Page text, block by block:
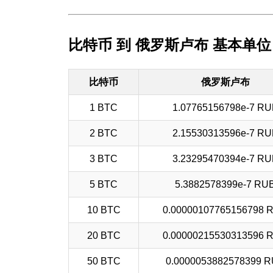
比特币 到 俄罗斯卢布 基本单位
比特币 俄罗斯卢布
1 BTC 1.07765156798e-7
2 BTC 2.15530313596e-7
3 BTC 3.23295470394e-7
5 BTC 5.3882578399e-7
10 BTC 0.00000107765156798
20 BTC 0.00000215530313596
50 BTC 0.0000053882578399